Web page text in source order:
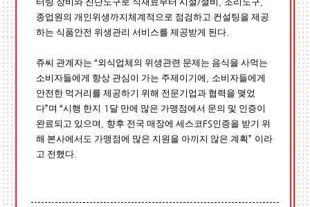
/
종업원의 개인위생까지체계적으로 점검하고 컨설팅을 제공
하는 식품안전 위생관리 서비스를 제공받게 된다.
쥬씨 관계자는 “외식업체의 위생관련 문제는 음식을 사먹는
소비자들에게 항상 관심이 가는 주제이기에
소비자들에게
안전한 먹거리를 제공하기 위해 전문기업과 협력을 맺었
다”며 “시행 한지 1 달 만에 많은 가맹점에서 문의 및 인증이
완료되고 있으며
향후 전국 매장에 세스코 FS인증을 받기 위
해 본사에서도 가맹점에 많은 지원을 아끼지 않은 계획” 이라
고 전했다.